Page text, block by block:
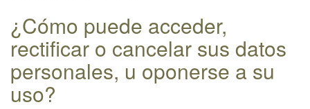
¿Cómo puede acceder,
rectificar o cancelar sus datos
personales, u oponerse a su
uso?